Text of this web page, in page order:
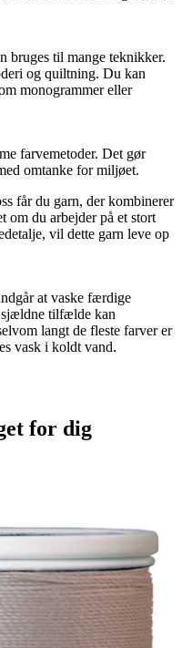
bruges til mange teknikker.
og quiltning. Du kan
monogrammer eller
farvemetoder. Det gør
omtanke for miljøet.
får du garn, der kombinerer
om du arbejder på et stort
vil dette garn leve op
at vaske færdige
sjældne tilfælde kan
langt de fleste farver er
vask i koldt vand.
for dig